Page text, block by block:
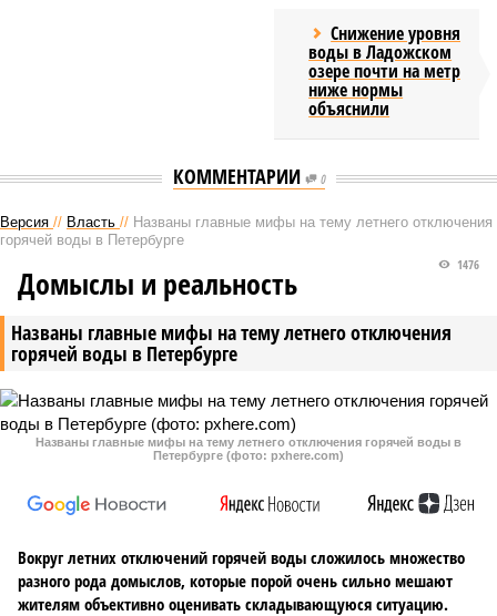
Снижение уровня
воды в Ладожском
озере почти на метр
ниже нормы
объяснили
КОММЕНТАРИИ 0
Версия // Власть // Названы главные мифы на тему летнего отключения
горячей воды в Петербурге
Названы главные мифы на тему летнего отключения
горячей воды в Петербурге
1476
Домыслы и реальность
Названы главные мифы на тему летнего отключения горячей воды в
Петербурге (фото: pxhere.com)
Вокруг летних отключений горячей воды сложилось множество
разного рода домыслов, которые порой очень сильно мешают
жителям объективно оценивать складывающуюся ситуацию.